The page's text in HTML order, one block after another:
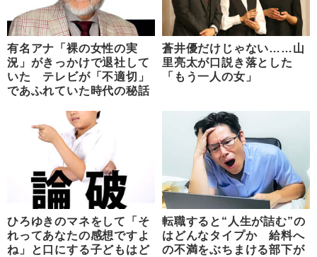
有名アナ「裸の女性の実
況」がきっかけで退社して
いた テレビが「不適切」
であふれていた時代の秘話
蒼井優だけじゃない……山
里亮太が口説き落とした
「もう一人の女」
ひろゆきのマネをして「そ
れってあなたの感想ですよ
ね」と口にする子どもはど
転職すると“人生が詰む”の
はどんなタイプか 給料へ
の不満をぶちまける部下が